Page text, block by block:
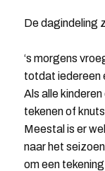
De dagindeling
‘s morgens
totdat iedereen
Als alle
tekenen of
Meestal is er
naar het
om een